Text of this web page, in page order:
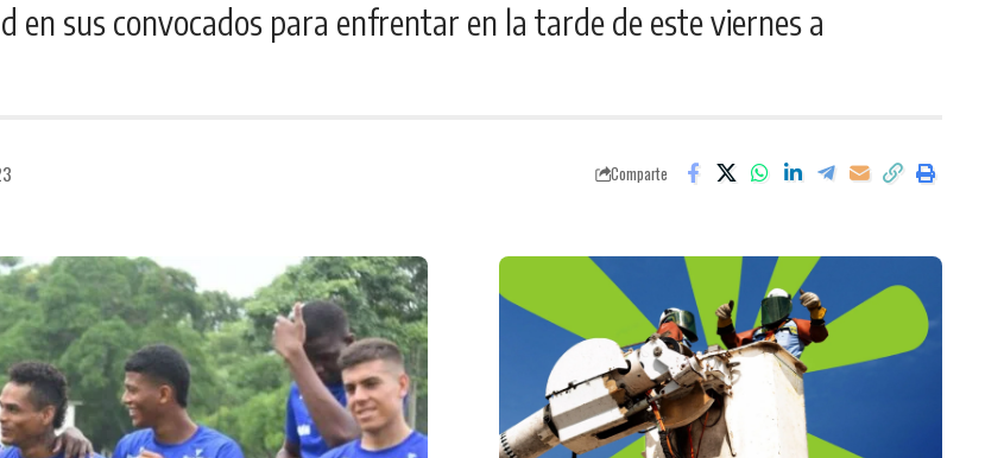
en sus convocados para enfrentar en la tarde de este viernes a
Comparte